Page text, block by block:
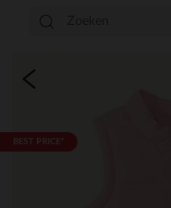
BEST PRICE*